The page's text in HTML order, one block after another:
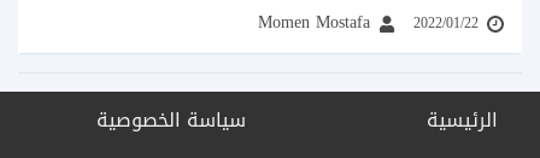
2022/01/22
Momen Mostafa
الرئيسية
سياسة الخصوصية